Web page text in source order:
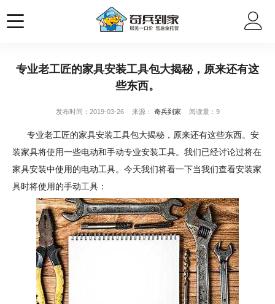
专业老工匠的家具安装工具包大揭秘，原来还有这
些东西。
发布时间：2019-03-26 来源： 奇兵到家 阅读量：9
专业老工匠的家具安装工具包大揭秘，原来还有这些东西。安
装家具将使用一些电动和手动专业安装工具。我们已经讨论过将在
家具安装中使用的电动工具。今天我们将看一下当我们查看安装家
具时将使用的手动工具：